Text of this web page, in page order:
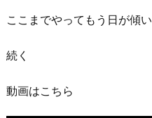
ここまでやってもう日が傾
続く
動画はこちら